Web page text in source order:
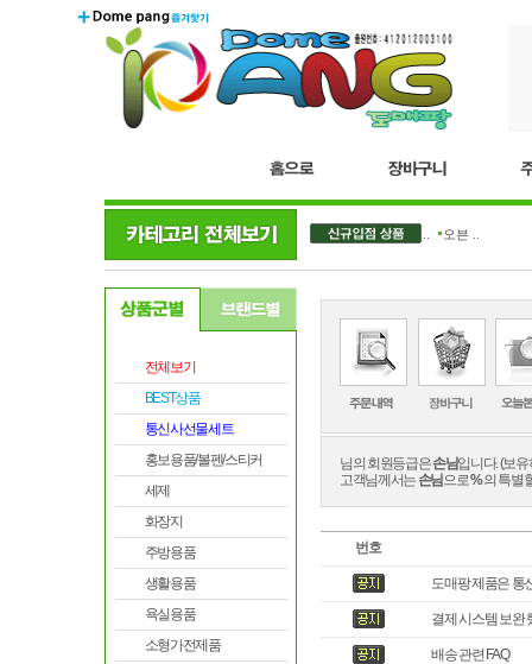
더블.. 오븐 ..
전체보기
BEST상품
통신사선물세트
홍보용품/볼펜/스티커
세제
화장지
주방용품
생활용품
욕실용품
소형가전제품
님의 회원등급은손님입니다. (보
고객님께서는 손님으로%의 특별
번호
도매팡 제품은 통
결제 시스템 보완
배송 관련 FAQ